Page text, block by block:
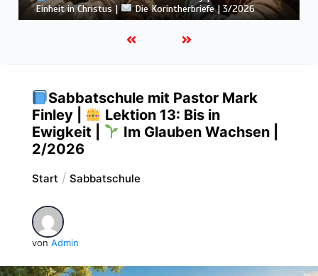
Botschaft vom Kreuz |
Die Korintherbriefe | 3/2026
Sabbatschule mit Pastor Mark
Finley |
Lektion 13: Bis in
Ewigkeit |
Im Glauben Wachsen |
2/2026
Start Sabbatschule
von Admin